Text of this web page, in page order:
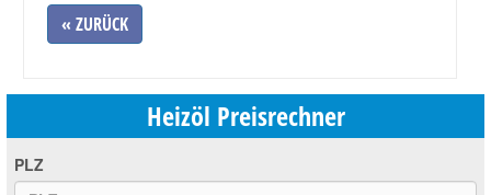
Händler
Shop
« ZURÜCK
Heizöl Preisrechner
PLZ